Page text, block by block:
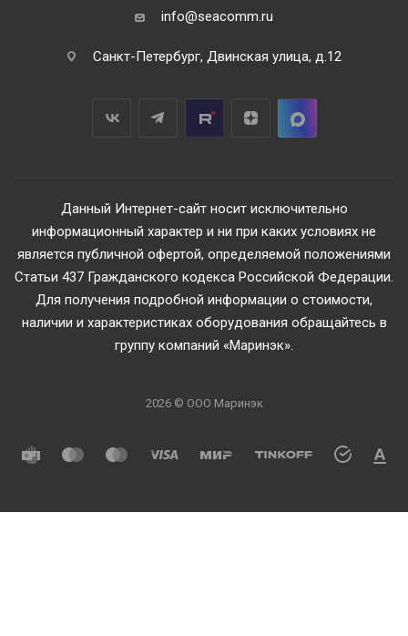
info@seacomm.ru
Санкт-Петербург, Двинская улица, д.12
Данный Интернет-сайт носит исключительно
информационный характер и ни при каких условиях не
является публичной офертой, определяемой положениями
Статьи 437 Гражданского кодекса Российской Федерации.
Для получения подробной информации о стоимости,
наличии и характеристиках оборудования обращайтесь в
группу компаний «Маринэк».
2026 © ООО Маринэк